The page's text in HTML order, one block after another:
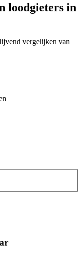
loodgieters in
vergelijken van